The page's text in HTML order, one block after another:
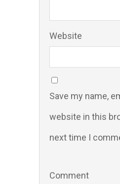
Website
Save my name,
website in this
next time I
Comment